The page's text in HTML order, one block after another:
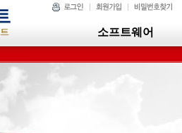
소프트웨어